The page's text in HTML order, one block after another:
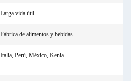
Larga vida útil
Fábrica de alimentos y bebidas
Italia, Perú, México, Kenia